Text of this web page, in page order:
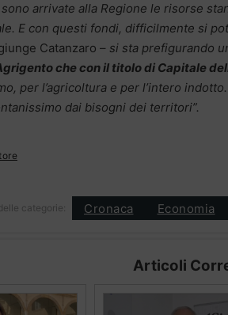
arrivate alla Regione le risorse
E con questi fondi, difficilmente si
Catanzaro – si sta prefigurando
che con il titolo di Capitale
per l’agricoltura e per l’intero
dai bisogni dei territori”.
categorie: Cronaca Economia
Articoli